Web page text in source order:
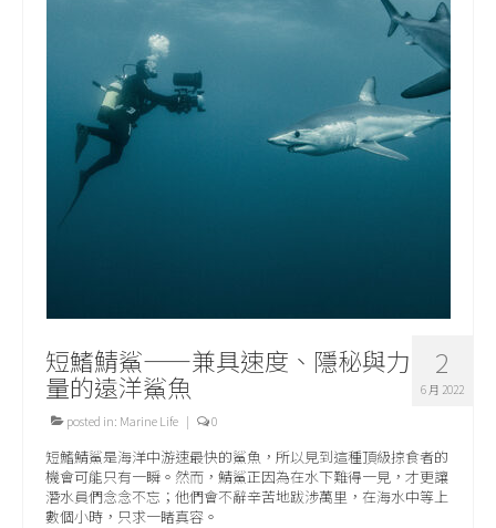
2
6 月 2022
短鰭鯖鯊——兼具速度、隱秘與力
量的遠洋鯊魚
posted in: Marine Life | 0
短鰭鯖鯊是海洋中游速最快的鯊魚，所以見到這種頂級掠食者的
機會可能只有一瞬。然而，鯖鯊正因為在水下難得一見，才更讓
潛水員們念念不忘；他們會不辭辛苦地跋涉萬里，在海水中等上
數個小時，只求一睹真容。